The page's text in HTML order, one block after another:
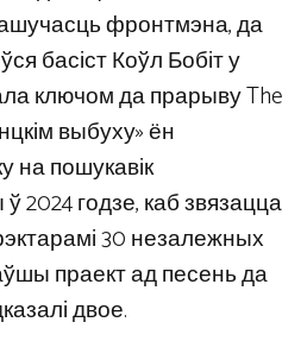
фронтмэна, да
басіст Коўл Бобіт у
ключом да прарыву The
выбуху» ён
на пошукавік
2024 годзе, каб звязацца
30 незалежных
праект ад песень да
двое.